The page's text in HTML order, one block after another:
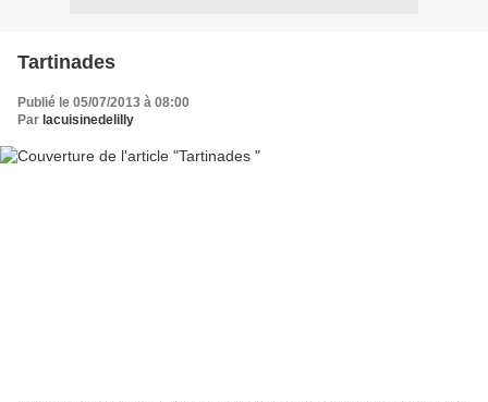
Tartinades
Publié le 05/07/2013 à 08:00
Par lacuisinedelilly